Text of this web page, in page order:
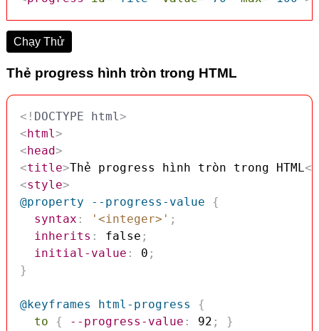
Chạy Thử
Thẻ progress hình tròn trong HTML
<! DOCTYPE html>
< html>
< head>
<title>Thẻ progress hình tròn trong HTML</
<style>
@property --progress-value
{
syntax : '<integer>' ;
inherits : false ;
initial-value : 0 ;
}
@keyframes html-progress
{
to
{ --progress-value : 92 ;
}